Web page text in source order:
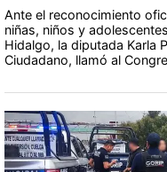
Ante el reconocimiento
niñas, niños y
Hidalgo, la diputada Karla
Ciudadano, llamó al